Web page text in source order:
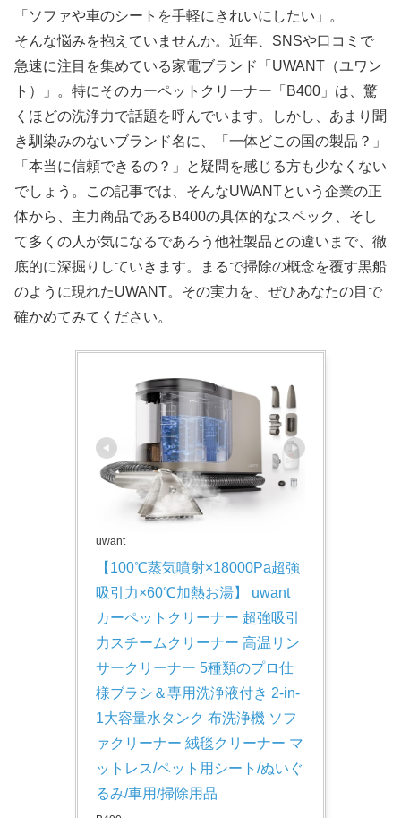
「ソファや車のシートを手軽にきれいにしたい」。
そんな悩みを抱えていませんか。近年、SNSや口コミで
急速に注目を集めている家電ブランド「UWANT（ユワン
ト）」。特にそのカーペットクリーナー「B400」は、驚
くほどの洗浄力で話題を呼んでいます。しかし、あまり聞
き馴染みのないブランド名に、「一体どこの国の製品？」
「本当に信頼できるの？」と疑問を感じる方も少なくない
でしょう。この記事では、そんなUWANTという企業の正
体から、主力商品であるB400の具体的なスペック、そし
て多くの人が気になるであろう他社製品との違いまで、徹
底的に深掘りしていきます。まるで掃除の概念を覆す黒船
のように現れたUWANT。その実力を、ぜひあなたの目で
確かめてみてください。
uwant
【100℃蒸気噴射×18000Pa超強
吸引力×60℃加熱お湯】 uwant
カーペットクリーナー 超強吸引
力スチームクリーナー 高温リン
サークリーナー 5種類のプロ仕
様ブラシ＆専用洗浄液付き 2-in-
1大容量水タンク 布洗浄機 ソフ
ァクリーナー 絨毯クリーナー マ
ットレス/ペット用シート/ぬいぐ
るみ/車用/掃除用品